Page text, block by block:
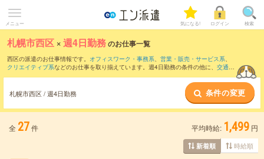
メニュー 気になる! ログイン 検索
札幌市西区 ×週4日勤務のお仕事一覧
西区の派遣のお仕事情報です。 オフィスワーク・事務系、 営業・販売・サービス系、
クリエイティブ系などのお仕事を取り揃えています。週4日勤務の条件の他に、 交通費
札幌市西区 / 週4日勤務 条件の変更
全 27件 平均時給: 1,499 円
新着順 時給順